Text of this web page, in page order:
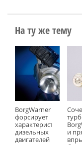
На ту же тему
BorgWarner
форсирует
характеристики
дизельных
двигателей
и